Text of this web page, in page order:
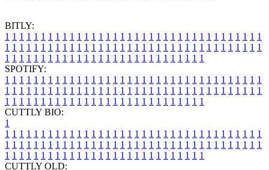
BITLY:
1 1 1 1 1 1 1 1 1 1 1 1 1 1 1 1 1 1 1 1 1 1 1 1 1 1 1 1 1 1 1 1 1 1 1 1
1 1 1 1 1 1 1 1 1 1 1 1 1 1 1 1 1 1 1 1 1 1 1 1 1 1 1 1 1 1 1 1 1 1 1 1
1 1 1 1 1 1 1 1 1 1 1 1 1 1 1 1 1 1 1 1 1 1 1 1 1 1 1 1
SPOTIFY:
1 1 1 1 1 1 1 1 1 1 1 1 1 1 1 1 1 1 1 1 1 1 1 1 1 1 1 1 1 1 1 1 1 1 1 1
1 1 1 1 1 1 1 1 1 1 1 1 1 1 1 1 1 1 1 1 1 1 1 1 1 1 1 1 1 1 1 1 1 1 1 1
1 1 1 1 1 1 1 1 1 1 1 1 1 1 1 1 1 1 1 1 1 1 1 1 1 1 1 1
CUTTLY BIO:
1
1 1 1 1 1 1 1 1 1 1 1 1 1 1 1 1 1 1 1 1 1 1 1 1 1 1 1 1 1 1 1 1 1 1 1 1
1 1 1 1 1 1 1 1 1 1 1 1 1 1 1 1 1 1 1 1 1 1 1 1 1 1 1 1 1 1 1 1 1 1 1 1
1 1 1 1 1 1 1 1 1 1 1 1 1 1 1 1 1 1 1 1 1 1 1 1 1 1 1 1
CUTTLY OLD: